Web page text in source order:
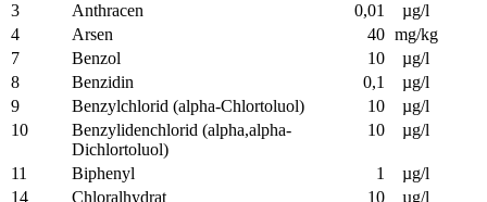
3
Anthracen 0,01
µg/l
4
Arsen 40 mg/kg
7
Benzol 10
µg/l
8
Benzidin 0,1
µg/l
9
Benzylchlorid (alpha-Chlortoluol) 10
µg/l
10
Benzylidenchlorid (alpha,alpha-
Dichlortoluol)
10 µg/l
11 Biphenyl 1
µg/l
14
Chloralhydrat 10
µg/l